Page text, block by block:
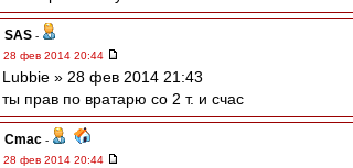
SAS -
28 фев 2014 20:44
Lubbie » 28 фев 2014 21:43
ты прав по вратарю со 2 т. и счас
Cmac -
28 фев 2014 20:44